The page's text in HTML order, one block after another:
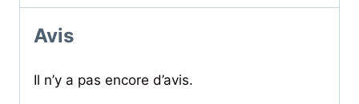
Avis
Il n’y a pas encore d’avis.